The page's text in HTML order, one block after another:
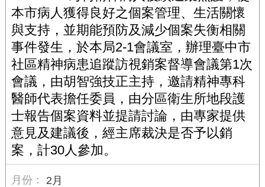
本市病人獲得良好之個案管理、生活關懷
與支持，並期能預防及減少個案失衡相關
事件發生，於本局2-1會議室，辦理臺中市
社區精神病患追蹤訪視銷案督導會議第1次
會議，由胡智強技正主持，邀請精神專科
醫師代表擔任委員，由分區衛生所地段護
士報告個案資料並提請討論，由專家提供
意見及建議後，經主席裁決是否予以銷
案，計30人參加。
2月